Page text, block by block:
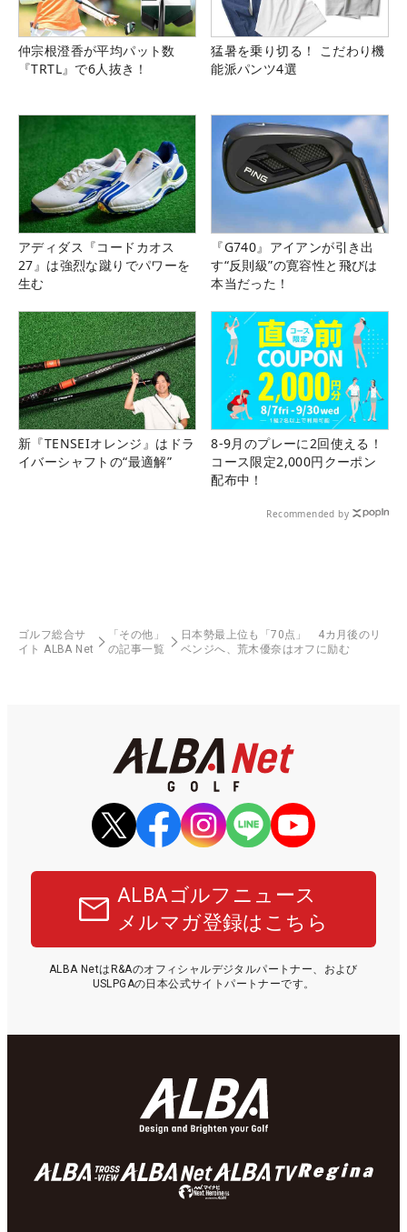
仲宗根澄香が平均パット数
『TRTL』で6人抜き！
猛暑を乗り切る！ こだわり機
能派パンツ4選
アディダス『コードカオス
27』は強烈な蹴りでパワーを
生む
『G740』アイアンが引き出
す“反則級”の寛容性と飛びは
本当だった！
新『TENSEIオレンジ』はドラ
イバーシャフトの“最適解”
8-9月のプレーに2回使える！
コース限定2,000円クーポン
配布中！
Recommended by
ゴルフ総合サ
イト ALBA Net
「その他」
の記事一覧
日本勢最上位も「70点」 4カ月後のリ
ベンジへ、荒木優奈はオフに励む
ALBAゴルフニュース
メルマガ登録はこちら
ALBA NetはR&Aのオフィシャルデジタルパートナー、および
USLPGAの日本公式サイトパートナーです。